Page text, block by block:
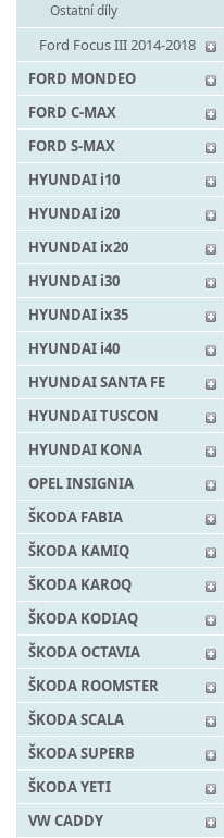
Ostatní díly
Ford Focus III 2014-2018
FORD MONDEO
FORD C-MAX
FORD S-MAX
HYUNDAI i10
HYUNDAI i20
HYUNDAI ix20
HYUNDAI i30
HYUNDAI ix35
HYUNDAI i40
HYUNDAI SANTA FE
HYUNDAI TUSCON
HYUNDAI KONA
OPEL INSIGNIA
ŠKODA FABIA
ŠKODA KAMIQ
ŠKODA KAROQ
ŠKODA KODIAQ
ŠKODA OCTAVIA
ŠKODA ROOMSTER
ŠKODA SCALA
ŠKODA SUPERB
ŠKODA YETI
VW CADDY